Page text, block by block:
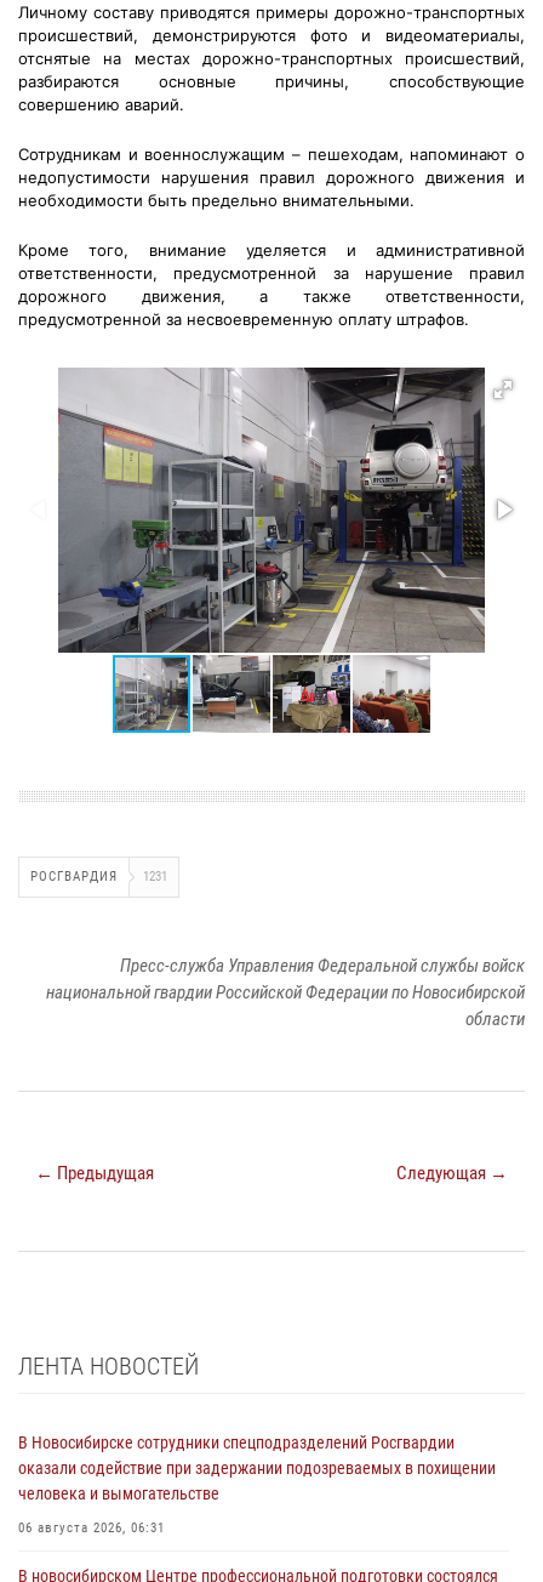
Личному составу приводятся примеры дорожно-транспортных
происшествий, демонстрируются фото и видеоматериалы,
отснятые на местах дорожно-транспортных происшествий,
разбираются основные причины, способствующие
совершению аварий.
Сотрудникам и военнослужащим – пешеходам, напоминают о
недопустимости нарушения правил дорожного движения и
необходимости быть предельно внимательными.
Кроме того, внимание уделяется и административной
ответственности, предусмотренной за нарушение правил
дорожного движения, а также ответственности,
предусмотренной за несвоевременную оплату штрафов.
РОСГВАРДИЯ 1231
Пресс-служба Управления Федеральной службы войск
национальной гвардии Российской Федерации по Новосибирской
области
← Предыдущая Следующая →
ЛЕНТА НОВОСТЕЙ
В Новосибирске сотрудники спецподразделений Росгвардии
оказали содействие при задержании подозреваемых в похищении
человека и вымогательстве
06 августа 2026, 06:31
В новосибирском Центре профессиональной подготовки состоялся